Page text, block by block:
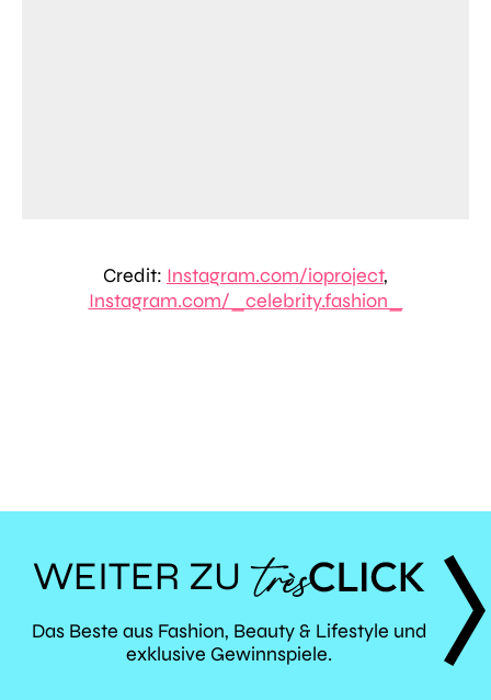
Credit: Instagram.com/ioproject,
Instagram.com/_celebrity.fashion_
WEITER ZU
TRÈS
Das Beste aus Fashion, Beauty & Lifestyle und
exklusive Gewinnspiele.